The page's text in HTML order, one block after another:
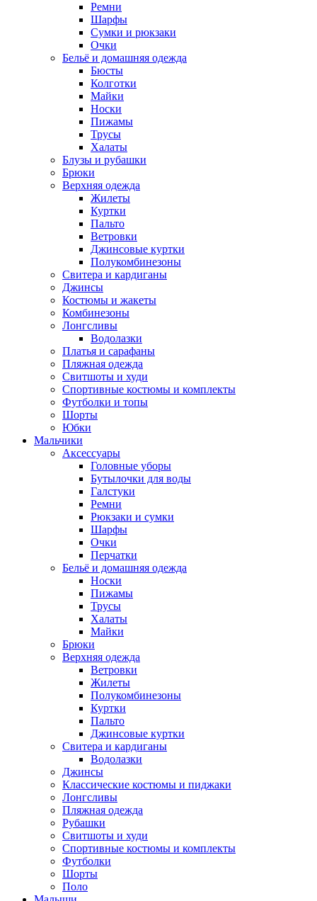
Ремни
Шарфы
Сумки и рюкзаки
Очки
Бельё и домашняя одежда
Бюсты
Колготки
Майки
Носки
Пижамы
Трусы
Халаты
Блузы и рубашки
Брюки
Верхняя одежда
Жилеты
Куртки
Пальто
Ветровки
Джинсовые куртки
Полукомбинезоны
Свитера и кардиганы
Джинсы
Костюмы и жакеты
Комбинезоны
Лонгсливы
Водолазки
Платья и сарафаны
Пляжная одежда
Свитшоты и худи
Спортивные костюмы и комплекты
Футболки и топы
Шорты
Юбки
Мальчики
Аксессуары
Головные уборы
Бутылочки для воды
Галстуки
Ремни
Рюкзаки и сумки
Шарфы
Очки
Перчатки
Бельё и домашняя одежда
Носки
Пижамы
Трусы
Халаты
Майки
Брюки
Верхняя одежда
Ветровки
Жилеты
Полукомбинезоны
Куртки
Пальто
Джинсовые куртки
Свитера и кардиганы
Водолазки
Джинсы
Классические костюмы и пиджаки
Лонгсливы
Пляжная одежда
Рубашки
Свитшоты и худи
Спортивные костюмы и комплекты
Футболки
Шорты
Поло